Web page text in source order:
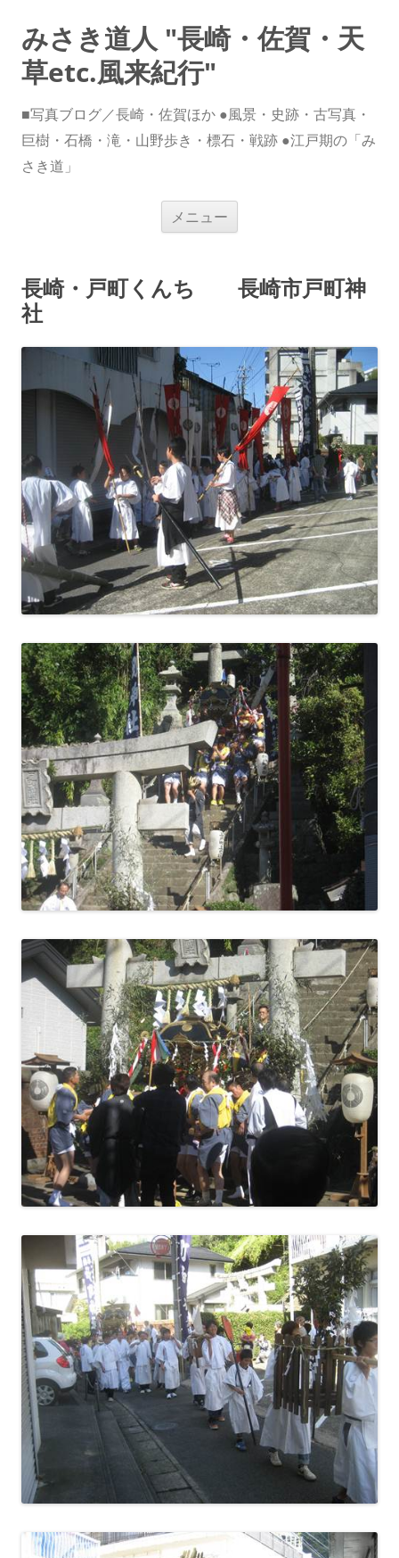
みさき道人 "長崎・佐賀・天
草etc.風来紀行"
■写真ブログ／長崎・佐賀ほか ●風景・史跡・古写真・
巨樹・石橋・滝・山野歩き・標石・戦跡 ●江戸期の「み
さき道」
メニュー
ス
キ
長崎・戸町くんち 長崎市戸町神
社